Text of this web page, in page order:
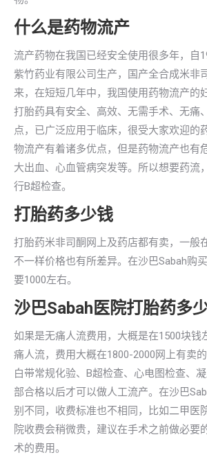
什么是药物流产
流产药物在我国已经安全使用很多年，自
紫竹药业有限公司生产，国产全合成米非
来，在短短几年中，我国使用药物流产的
打胎药具有安全、高效、无需手术、无痛
点，已广泛应用于临床，很受大家欢迎的
物流产有着诸多优点，但是药物流产也有
大出血、心血管病突发等。所以想要药流
行B超检查。
打胎药多少钱
打胎药米非司酮网上及药店都有卖，一般
不一样价格也有所差异。在沙巴Sabah购
要1000左右。
沙巴Sabah医院打胎药多
如果是无痛人流费用，大概是在1500块钱
痛人流，费用大概在1800-2000网上有卖
白带常规化验、B超检查、心电图检查、
部合格以后才可以做人工流产。在沙巴
别不同，收费标准也不相同，比如二甲医
院收费会稍微贵，建议在手术之前做必要
术的费用。